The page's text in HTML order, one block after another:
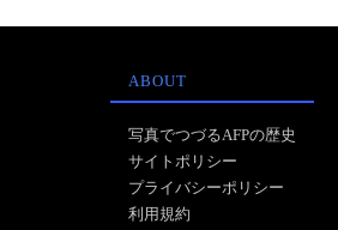
ABOUT
写真でつづるAFPの歴史
サイトポリシー
プライバシーポリシー
利用規約